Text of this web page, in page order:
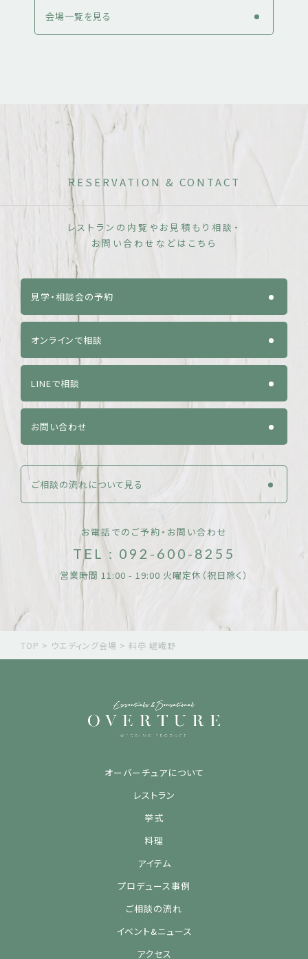
会場一覧を見る
RESERVATION & CONTACT
レストランの内覧やお見積もり相談・
お問い合わせなどはこちら
見学・相談会の予約
オンラインで相談
LINEで相談
お問い合わせ
ご相談の流れについて見る
お電話でのご予約・お問い合わせ
TEL : 092-600-8255
営業時間 11:00 - 19:00 火曜定休（祝日除く）
TOP > ウエディング会場 > 料亭 嵯峨野
オーバーチュアについて
レストラン
挙式
料理
アイテム
プロデュース事例
ご相談の流れ
イベント&ニュース
アクセス